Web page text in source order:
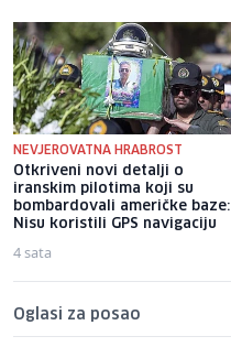
NEVJEROVATNA HRABROST
Otkriveni novi detalji o
iranskim pilotima koji su
bombardovali američke baze:
Nisu koristili GPS navigaciju
4 sata
Oglasi za posao